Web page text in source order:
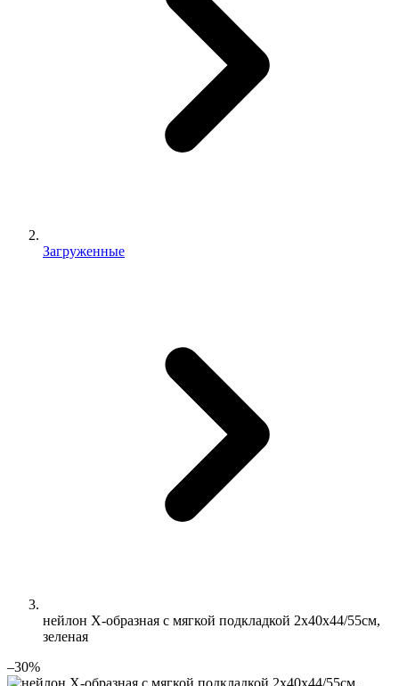
Загруженные
нейлон Х-образная с мягкой подкладкой 2х40х44/55см,
зеленая
–30%